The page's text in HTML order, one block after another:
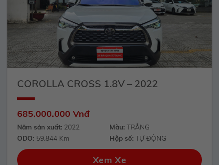
COROLLA CROSS 1.8V – 2022
685.000.000 Vnđ
Năm sản xuất:2022 Màu: TRẮNG
ODO:59.844 Km Hộp số: TỰ ĐỘNG
Xem Xe